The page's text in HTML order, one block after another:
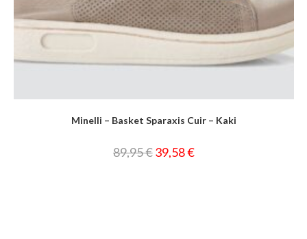
Minelli – Basket Sparaxis Cuir – Kaki
89,95€ 39,58€